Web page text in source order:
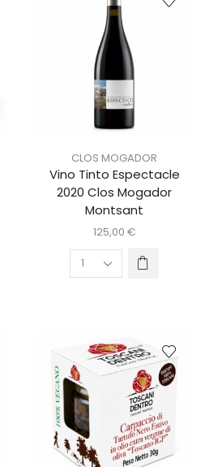
CLOS MOGADOR
Vino Tinto Espectacle
2020 Clos Mogador
Montsant
125,00 €